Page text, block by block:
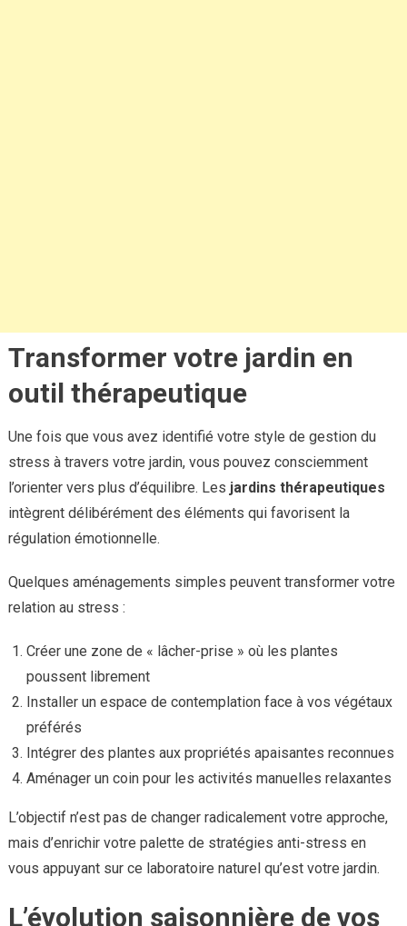
Transformer votre jardin en
outil thérapeutique
Une fois que vous avez identifié votre style de gestion du
stress à travers votre jardin, vous pouvez consciemment
l’orienter vers plus d’équilibre. Les jardins thérapeutiques
intègrent délibérément des éléments qui favorisent la
régulation émotionnelle.
Quelques aménagements simples peuvent transformer votre
relation au stress :
Créer une zone de « lâcher-prise » où les plantes
poussent librement
Installer un espace de contemplation face à vos végétaux
préférés
Intégrer des plantes aux propriétés apaisantes reconnues
Aménager un coin pour les activités manuelles relaxantes
L’objectif n’est pas de changer radicalement votre approche,
mais d’enrichir votre palette de stratégies anti-stress en
vous appuyant sur ce laboratoire naturel qu’est votre jardin.
L’évolution saisonnière de vos